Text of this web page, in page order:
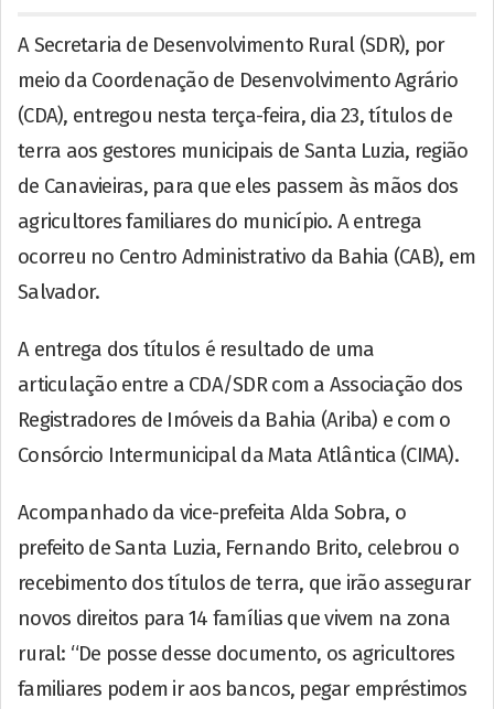
A Secretaria de Desenvolvimento Rural (SDR), por
meio da Coordenação de Desenvolvimento Agrário
(CDA), entregou nesta terça-feira, dia 23, títulos de
terra aos gestores municipais de Santa Luzia, região
de Canavieiras, para que eles passem às mãos dos
agricultores familiares do município. A entrega
ocorreu no Centro Administrativo da Bahia (CAB), em
Salvador.
A entrega dos títulos é resultado de uma
articulação entre a CDA/SDR com a Associação dos
Registradores de Imóveis da Bahia (Ariba) e com o
Consórcio Intermunicipal da Mata Atlântica (CIMA).
Acompanhado da vice-prefeita Alda Sobra, o
prefeito de Santa Luzia, Fernando Brito, celebrou o
recebimento dos títulos de terra, que irão assegurar
novos direitos para 14 famílias que vivem na zona
rural: “De posse desse documento, os agricultores
familiares podem ir aos bancos, pegar empréstimos